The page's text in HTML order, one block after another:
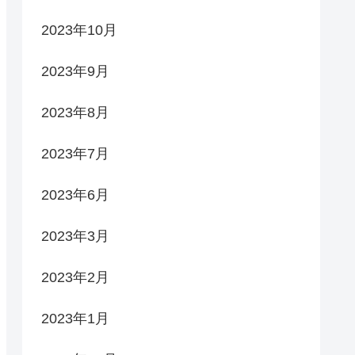
2023年10月
2023年9月
2023年8月
2023年7月
2023年6月
2023年3月
2023年2月
2023年1月